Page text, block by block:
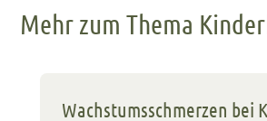
Mehr zum Thema
Wachstumsschmerzen bei